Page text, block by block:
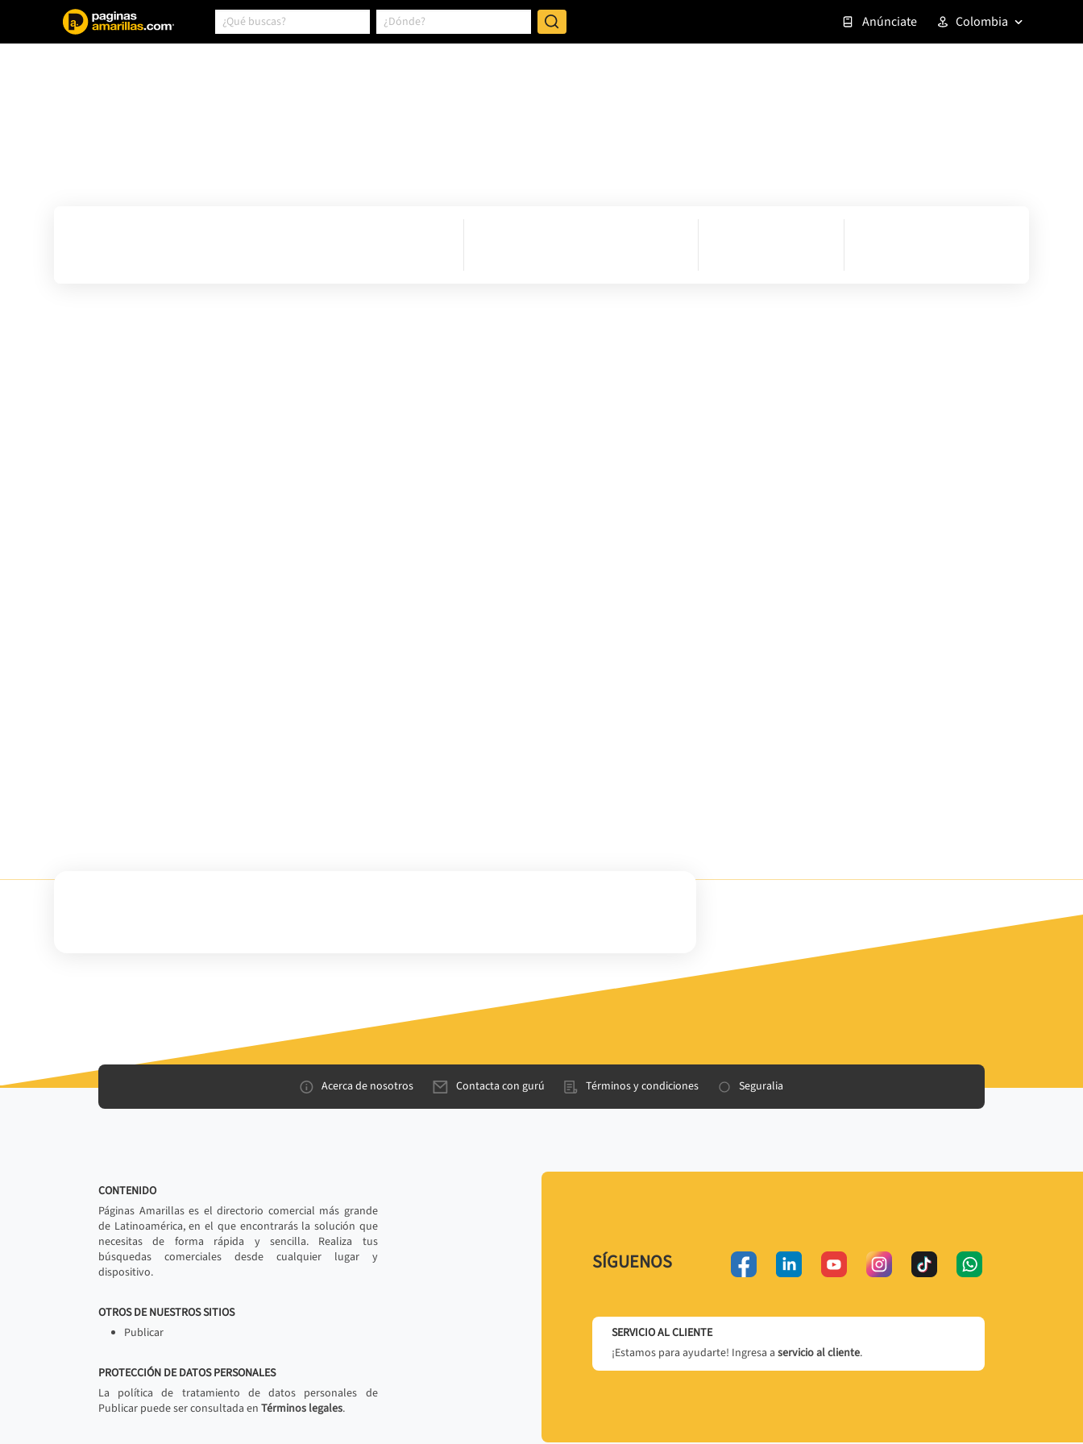
Anúnciate Colombia
Acerca de nosotros Contacta con gurú Términos y condiciones Seguralia
CONTENIDO
Páginas Amarillas es el directorio comercial más grande
de Latinoamérica, en el que encontrarás la solución que
necesitas de forma rápida y sencilla. Realiza tus
búsquedas comerciales desde cualquier lugar y
dispositivo.
OTROS DE NUESTROS SITIOS
Publicar
PROTECCIÓN DE DATOS PERSONALES
La política de tratamiento de datos personales de
Publicar puede ser consultada en Términos legales.
SÍGUENOS
SERVICIO AL CLIENTE
¡Estamos para ayudarte! Ingresa a servicio al cliente.